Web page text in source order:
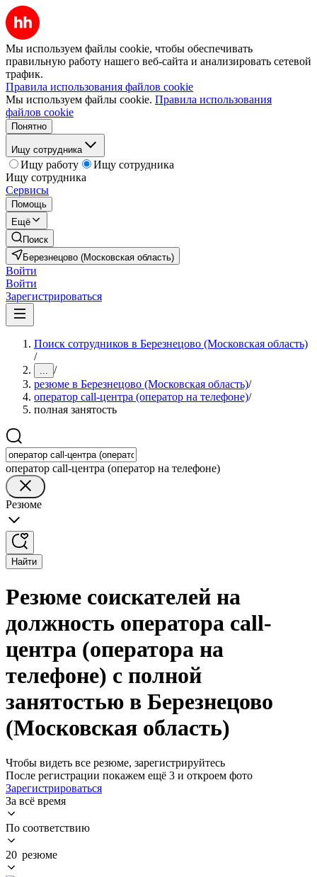
Мы используем файлы cookie, чтобы обеспечивать
правильную работу нашего веб-сайта и анализировать сетевой
трафик.
Правила использования файлов cookie
Мы используем файлы cookie. Правила использования
файлов cookie
Понятно
Ищу сотрудника
Ищу работу
Ищу сотрудника
Ищу сотрудника
Сервисы
Помощь
Ещё
Поиск
Березнецово (Московская область)
Войти
Войти
Зарегистрироваться
Поиск сотрудников в Березнецово (Московская область)
/
... /
резюме в Березнецово (Московская область)/
оператор call-центра (оператор на телефоне)/
полная занятость
оператор call-центра (оператор на телефоне)
Резюме
Найти
Резюме соискателей на
должность оператора call-
центра (оператора на
телефоне) с полной
занятостью в Березнецово
(Московская область)
Чтобы видеть все резюме, зарегистрируйтесь
После регистрации покажем ещё 3 и откроем фото
Зарегистрироваться
За всё время
По соответствию
20 резюме